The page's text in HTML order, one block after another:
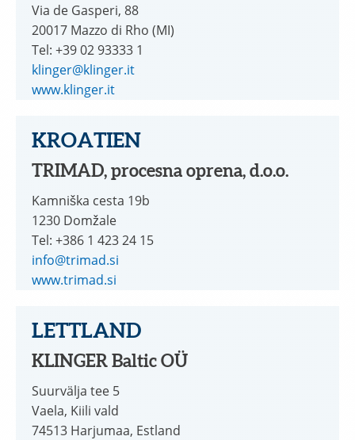
Via de Gasperi, 88
20017 Mazzo di Rho (MI)
Tel: +39 02 93333 1
klinger@klinger.it
www.klinger.it
KROATIEN
TRIMAD, procesna oprena, d.o.o.
Kamniška cesta 19b
1230 Domžale
Tel: +386 1 423 24 15
info@trimad.si
www.trimad.si
LETTLAND
KLINGER Baltic OÜ
Suurvälja tee 5
Vaela, Kiili vald
74513 Harjumaa, Estland